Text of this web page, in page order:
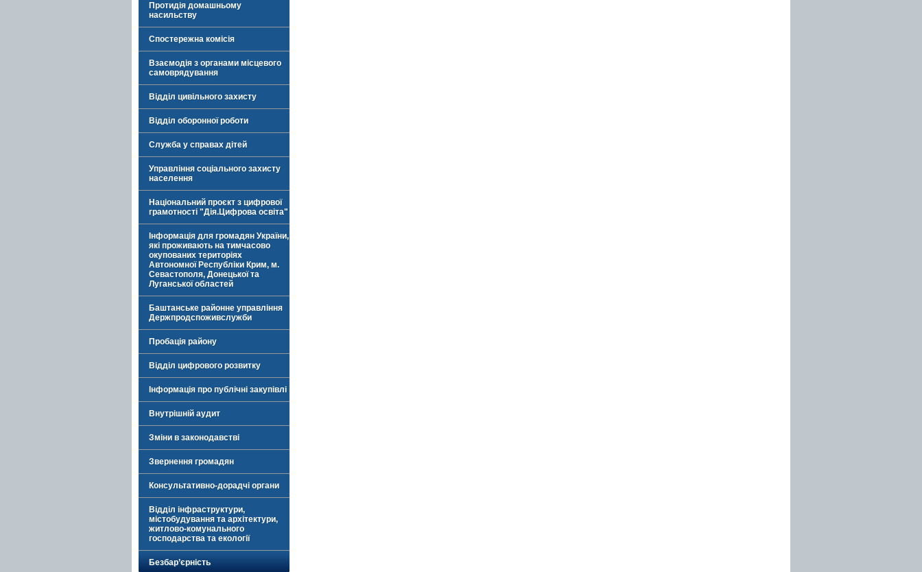
Протидія домашньому
насильству
Спостережна комісія
Взаємодія з органами місцевого
самоврядування
Відділ цивільного захисту
Відділ оборонної роботи
Служба у справах дітей
Управління соціального захисту
населення
Національний проєкт з цифрової
грамотності "Дія.Цифрова освіта"
Інформація для громадян України,
які проживають на тимчасово
окупованих територіях
Автономної Республіки Крим, м.
Севастополя, Донецької та
Луганської областей
Баштанське районне управління
Держпродспоживслужби
Пробація району
Відділ цифрового розвитку
Інформація про публічні закупівлі
Внутрішній аудит
Зміни в законодавстві
Звернення громадян
Консультативно-дорадчі органи
Відділ інфраструктури,
містобудування та архітектури,
житлово-комунального
господарства та екології
Безбар’єрність